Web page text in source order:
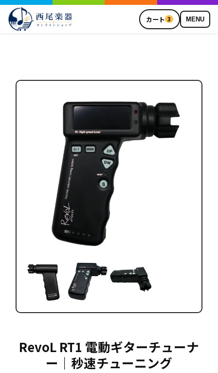
カート 3 MENU
RevoL RT1 電動ギターチューナ
ー｜秒速チューニング